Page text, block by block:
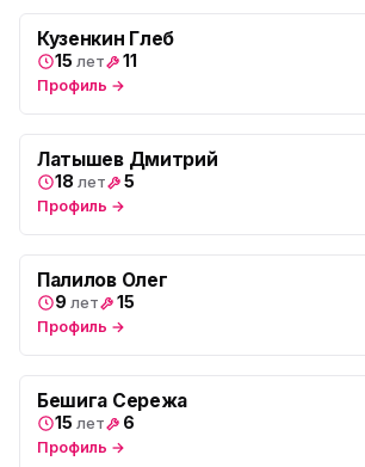
Кузенкин Глеб
15 лет 11
Профиль →
Латышев Дмитрий
18 лет 5
Профиль →
Палилов Олег
9 лет 15
Профиль →
Бешига Сережа
15 лет 6
Профиль →